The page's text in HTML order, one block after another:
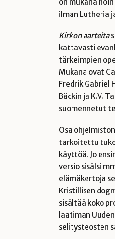
on mukana
ilman Lutheria
Kirkon aarteita
kattavasti
tärkeimpien
Mukana ovat
Fredrik Gabriel
Bäckin ja K.V.
suomennetut
Osa
tarkoitettu
käyttöä. Jo
versio sisälsi
elämäkertoja
Kristillisen
sisältää koko
laatiman
selitysteosten